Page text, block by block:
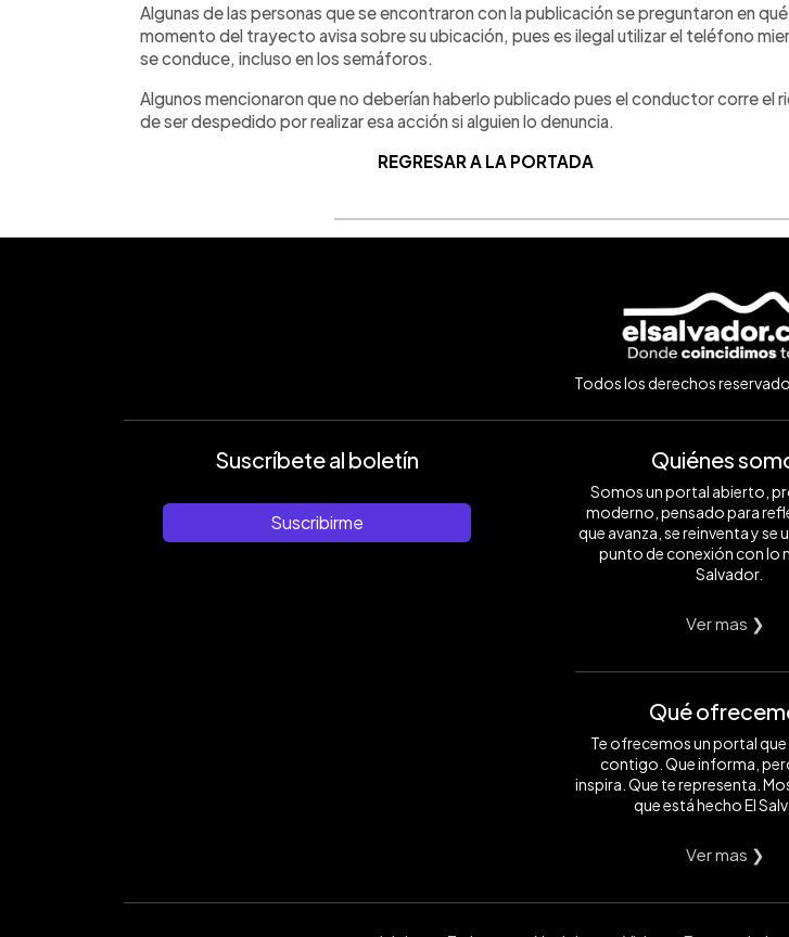
Algunas de las personas que se encontraron con la publicación se preguntaron en qué
momento del trayecto avisa sobre su ubicación, pues es ilegal utilizar el teléfono
se conduce, incluso en los semáforos.
Algunos mencionaron que no deberían haberlo publicado pues el conductor corre el
de ser despedido por realizar esa acción si alguien lo denuncia.
REGRESAR A LA PORTADA
Todos los derechos
Suscríbete al boletín
Suscribirme
Quiénes
Somos un portal abierto,
moderno, pensado para
que avanza, se reinventa y se
punto de conexión con lo
Salvador.
Ver mas ❯
Qué
Te ofrecemos un portal
contigo. Que informa,
inspira. Que te representa.
que está hecho El
Ver mas ❯